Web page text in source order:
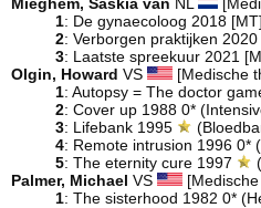
1: De gynaecoloog 2018 [MT]
2: Verborgen praktijken 2020
3: Laatste spreekuur 2021
Olgin, Howard VS [Medische
1: Autopsy = The doctor
2: Cover up 1988 0*
3: Lifebank 1995
4: Remote intrusion 1996 0*
5: The eternity cure 1997
Palmer, Michael VS [Medische
1: The sisterhood 1982 0*